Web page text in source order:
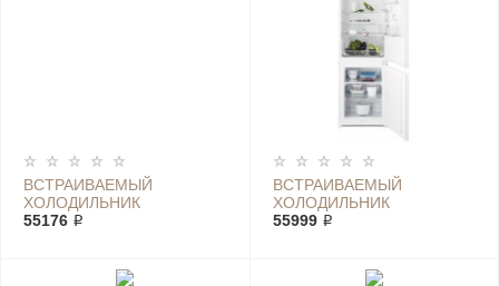
ВСТРАИВАЕМЫЙ
ХОЛОДИЛЬНИК
ELECTROLUX ENN 92853
55176 ₽
ВСТРАИВАЕМЫЙ
ХОЛОДИЛЬНИК
ELECTROLUX ENN 93111
55999 ₽